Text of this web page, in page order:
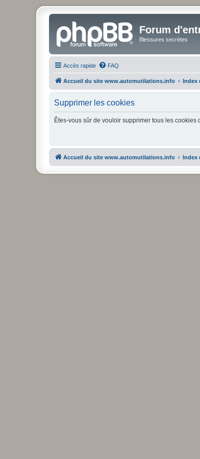
Forum
Blessures secrètes
Accès rapide FAQ
Accueil du site www.automutilations.info Index
Supprimer les cookies
Êtes-vous sûr de vouloir supprimer tous les cookies
Accueil du site www.automutilations.info Index